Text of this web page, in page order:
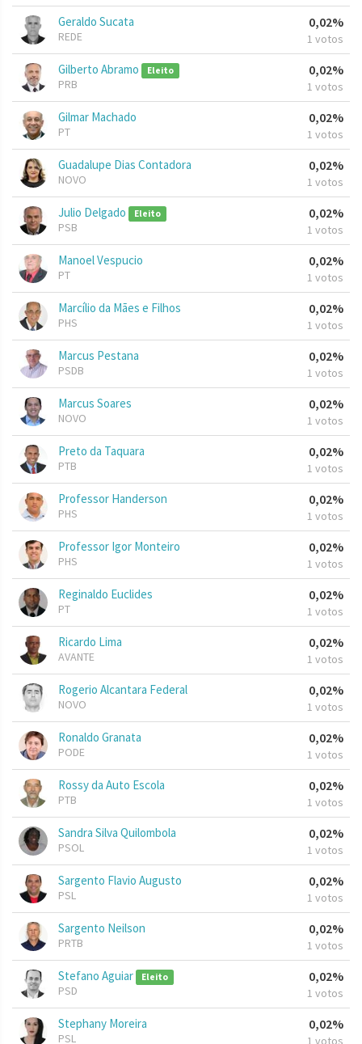
Geraldo Sucata
REDE
0,02%
1 votos
Gilberto Abramo Eleito
PRB
0,02%
1 votos
Gilmar Machado
PT
0,02%
1 votos
Guadalupe Dias Contadora
NOVO
0,02%
1 votos
Julio Delgado Eleito
PSB
0,02%
1 votos
Manoel Vespucio
PT
0,02%
1 votos
Marcílio da Mães e Filhos
PHS
0,02%
1 votos
Marcus Pestana
PSDB
0,02%
1 votos
Marcus Soares
NOVO
0,02%
1 votos
Preto da Taquara
PTB
0,02%
1 votos
Professor Handerson
PHS
0,02%
1 votos
Professor Igor Monteiro
PHS
0,02%
1 votos
Reginaldo Euclides
PT
0,02%
1 votos
Ricardo Lima
AVANTE
0,02%
1 votos
Rogerio Alcantara Federal
NOVO
0,02%
1 votos
Ronaldo Granata
PODE
0,02%
1 votos
Rossy da Auto Escola
PTB
0,02%
1 votos
Sandra Silva Quilombola
PSOL
0,02%
1 votos
Sargento Flavio Augusto
PSL
0,02%
1 votos
Sargento Neilson
PRTB
0,02%
1 votos
Stefano Aguiar Eleito
PSD
0,02%
1 votos
Stephany Moreira
PSL
0,02%
1 votos